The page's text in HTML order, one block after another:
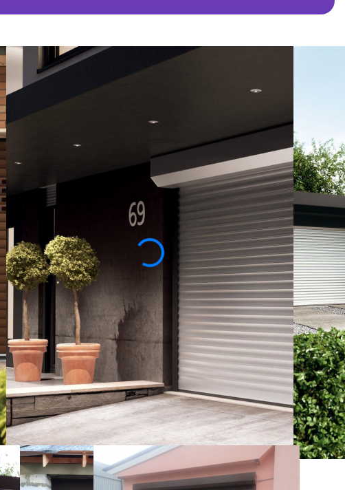
на интенсивную и долгосрочную эксплуатацию.
когда монтаж других ворот технически невозможен в
В качестве материала для изготовления
показателями, совершенно не боится
факторов и даже чрезмерных перепадов температур.
Цена
63270-35%
36700₽
Консультация специалиста Купить в 1 клик
Посмотреть образец в шоу-руме